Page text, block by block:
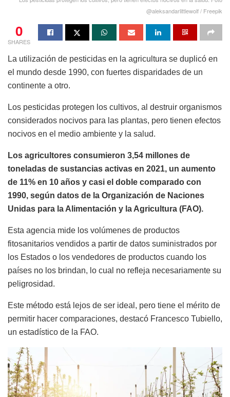
@aleksandarlittlewolf / Freepik
0
SHARES
La utilización de pesticidas en la agricultura se duplicó en
el mundo desde 1990, con fuertes disparidades de un
continente a otro.
Los pesticidas protegen los cultivos, al destruir organismos
considerados nocivos para las plantas, pero tienen efectos
nocivos en el medio ambiente y la salud.
Los agricultores consumieron 3,54 millones de
toneladas de sustancias activas en 2021, un aumento
de 11% en 10 años y casi el doble comparado con
1990, según datos de la Organización de Naciones
Unidas para la Alimentación y la Agricultura (FAO).
Esta agencia mide los volúmenes de productos
fitosanitarios vendidos a partir de datos suministrados por
los Estados o los vendedores de productos cuando los
países no los brindan, lo cual no refleja necesariamente su
peligrosidad.
Este método está lejos de ser ideal, pero tiene el mérito de
permitir hacer comparaciones, destacó Francesco Tubiello,
un estadístico de la FAO.